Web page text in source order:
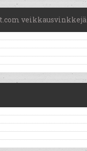
veikkausvinkkejä